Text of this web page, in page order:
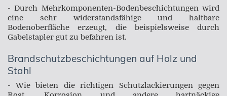
- Durch Mehrkomponenten-Bodenbeschichtungen wird
eine sehr widerstandsfähige und haltbare
Bodenoberfläche erzeugt, die beispielsweise durch
Gabelstapler gut zu befahren ist.
Brandschutzbeschichtungen auf Holz und
Stahl
- Wie bieten die richtigen Schutzlackierungen gegen